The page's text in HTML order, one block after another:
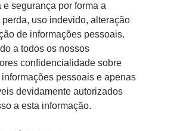
e segurança por forma a
perda, uso indevido, alteração
de informações pessoais.
a todos os nossos
confidencialidade sobre
pessoais e apenas
devidamente autorizados
a esta informação.